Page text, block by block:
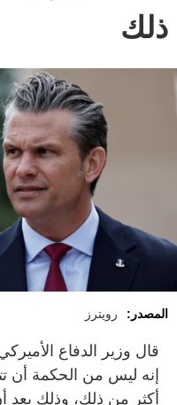
ذلك
المصدر: رويترز
قال وزير الدفاع
إنه ليس من الحكمة أن
أكثر من ذلك، وذلك